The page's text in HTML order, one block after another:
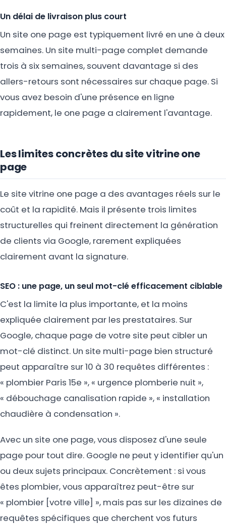
Un délai de livraison plus court
Un site one page est typiquement livré en une à deux
semaines. Un site multi-page complet demande
trois à six semaines, souvent davantage si des
allers-retours sont nécessaires sur chaque page. Si
vous avez besoin d'une présence en ligne
rapidement, le one page a clairement l'avantage.
Les limites concrètes du site vitrine one
page
Le site vitrine one page a des avantages réels sur le
coût et la rapidité. Mais il présente trois limites
structurelles qui freinent directement la génération
de clients via Google, rarement expliquées
clairement avant la signature.
SEO : une page, un seul mot-clé efficacement ciblable
C'est la limite la plus importante, et la moins
expliquée clairement par les prestataires. Sur
Google, chaque page de votre site peut cibler un
mot-clé distinct. Un site multi-page bien structuré
peut apparaître sur 10 à 30 requêtes différentes :
« plombier Paris 15e », « urgence plomberie nuit »,
« débouchage canalisation rapide », « installation
chaudière à condensation ».
Avec un site one page, vous disposez d'une seule
page pour tout dire. Google ne peut y identifier qu'un
ou deux sujets principaux. Concrètement : si vous
êtes plombier, vous apparaîtrez peut-être sur
« plombier [votre ville] », mais pas sur les dizaines de
requêtes spécifiques que cherchent vos futurs